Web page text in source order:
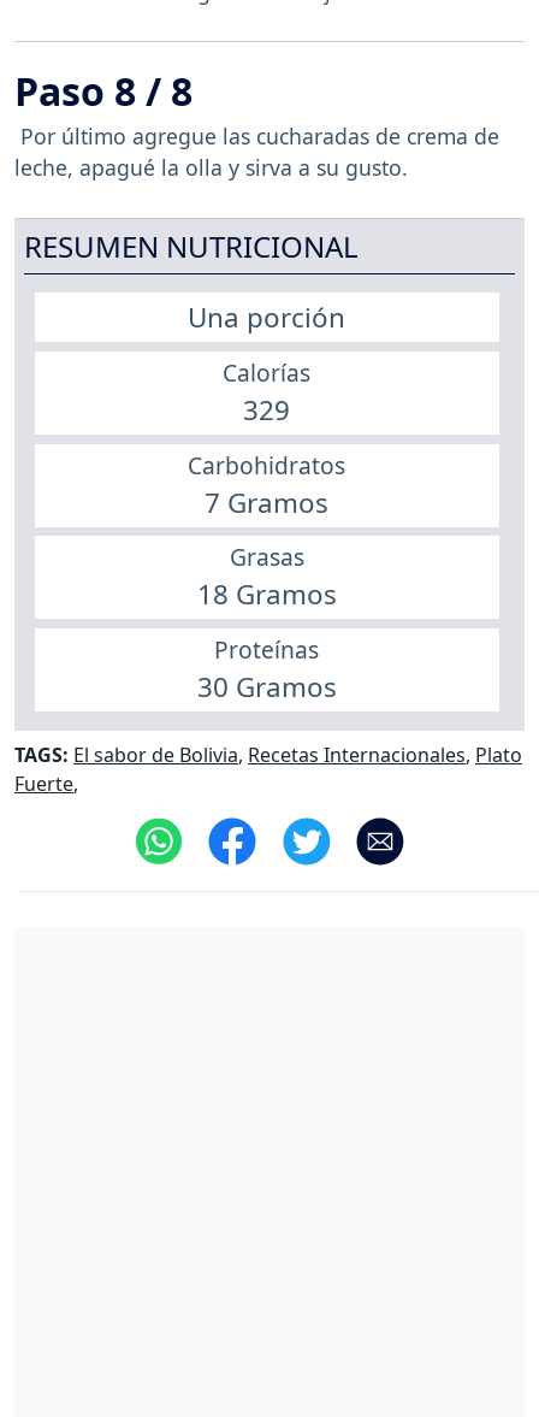
Paso 8 / 8
Por último agregue las cucharadas de crema de
leche, apagué la olla y sirva a su gusto.
RESUMEN NUTRICIONAL
Una porción
Calorías
329
Carbohidratos
7 Gramos
Grasas
18 Gramos
Proteínas
30 Gramos
TAGS: El sabor de Bolivia, Recetas Internacionales, Plato
Fuerte,